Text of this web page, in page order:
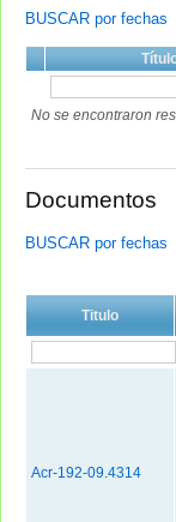
BUSCAR por fechas
No se encontraron
Documentos
BUSCAR por fechas
Titulo
Acr-192-09.4314